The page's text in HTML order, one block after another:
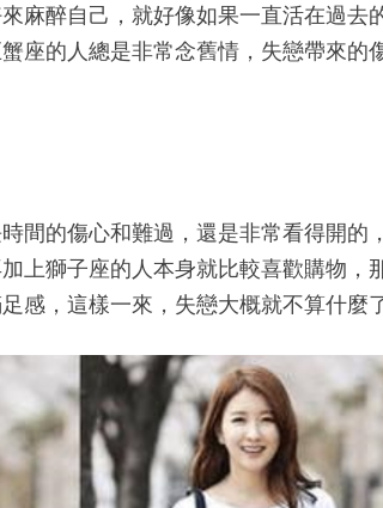
麻醉自己，就好像如果一直活在過去
座的人總是非常念舊情，失戀帶來的
間的傷心和難過，還是非常看得開的
上獅子座的人本身就比較喜歡購物，
感，這樣一來，失戀大概就不算什麼了